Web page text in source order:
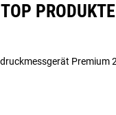
TOP PRODUKTE